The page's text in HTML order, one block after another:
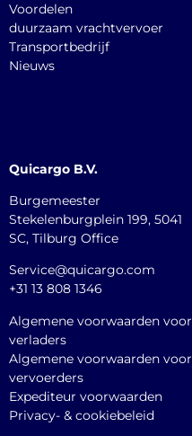
Voordelen
duurzaam vrachtvervoer
Transportbedrijf
Nieuws
Quicargo B.V.
Burgemeester
Stekelenburgplein 199, 5041
SC, Tilburg Office
Service@quicargo.com
+31 13 808 1346
Algemene voorwaarden voor
verladers
Algemene voorwaarden voor
vervoerders
Expediteur voorwaarden
Privacy- & cookiebeleid